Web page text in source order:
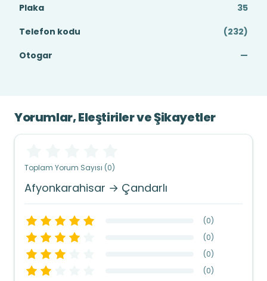
Plaka
35
Telefon kodu
(232)
Otogar
—
Yorumlar, Eleştiriler ve Şikayetler
Toplam Yorum Sayısı (0)
Afyonkarahisar → Çandarlı
(0)
(0)
(0)
(0)